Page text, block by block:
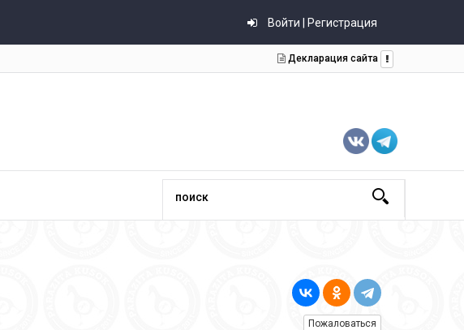
Войти | Регистрация
Декларация сайта
Пожаловаться